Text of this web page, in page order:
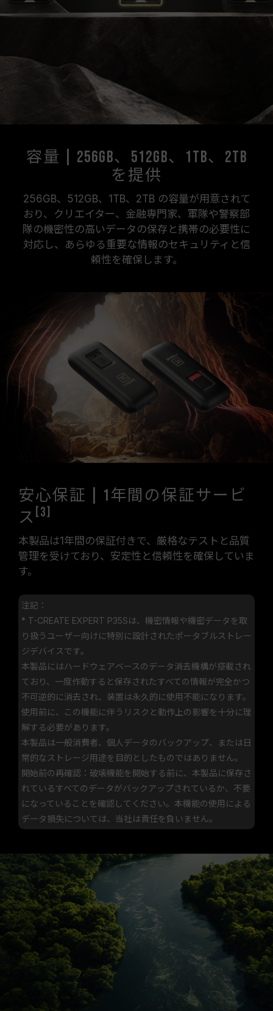
容量 | 256GB、512GB、1TB、2TB
を提供
256GB、512GB、1TB、2TB の容量が用意されて
おり、クリエイター、金融専門家、軍隊や警察部
隊の機密性の高いデータの保存と携帯の必要性に
対応し、あらゆる重要な情報のセキュリティと信
頼性を確保します。
安心保証 | 1年間の保証サービ
ス [3]
本製品は1年間の保証付きで、厳格なテストと品質
管理を受けており、安定性と信頼性を確保していま
す。
注記：
* T-CREATE EXPERT P35Sは、機密情報や機密データを取
り扱うユーザー向けに特別に設計されたポータブルストレー
ジデバイスです。
本製品にはハードウェアベースのデータ消去機構が搭載され
ており、一度作動すると保存されたすべての情報が完全かつ
不可逆的に消去され、装置は永久的に使用不能になります。
使用前に、この機能に伴うリスクと動作上の影響を十分に理
解する必要があります。
本製品は一般消費者、個人データのバックアップ、または日
常的なストレージ用途を目的としたものではありません。
開始前の再確認：破壊機能を開始する前に、本製品に保存さ
れているすべてのデータがバックアップされているか、不要
になっていることを確認してください。本機能の使用による
データ損失については、当社は責任を負いません。